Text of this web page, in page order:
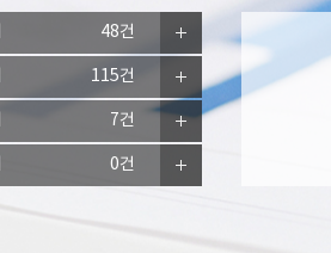
48건
115건
7건
0건